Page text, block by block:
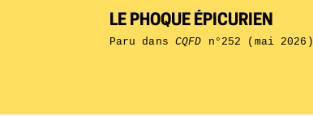
LE PHOQUE ÉPICURIEN
Paru dans CQFD n°252 (mai 2026)